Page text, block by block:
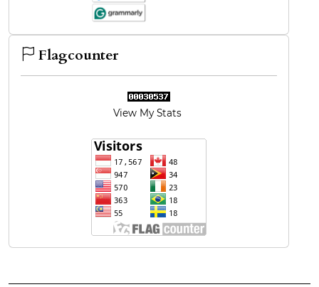
Flagcounter
View My Stats